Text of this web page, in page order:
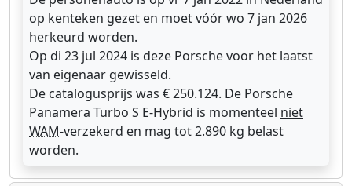
op kenteken gezet en moet vóór wo 7 jan 2026
herkeurd worden.
Op di 23 jul 2024 is deze Porsche voor het laatst
van eigenaar gewisseld.
De catalogusprijs was € 250.124. De Porsche
Panamera Turbo S E-Hybrid is momenteel niet
WAM-verzekerd en mag tot 2.890 kg belast
worden.